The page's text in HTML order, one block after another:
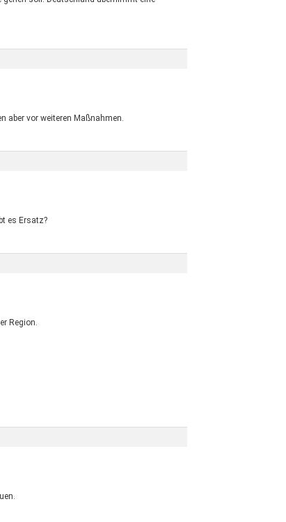
aber vor weiteren Maßnahmen.
es Ersatz?
Region.